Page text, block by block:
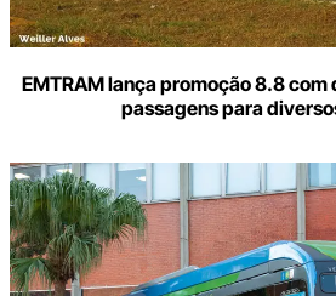
EMTRAM lança promoção 8.8 com
passagens para